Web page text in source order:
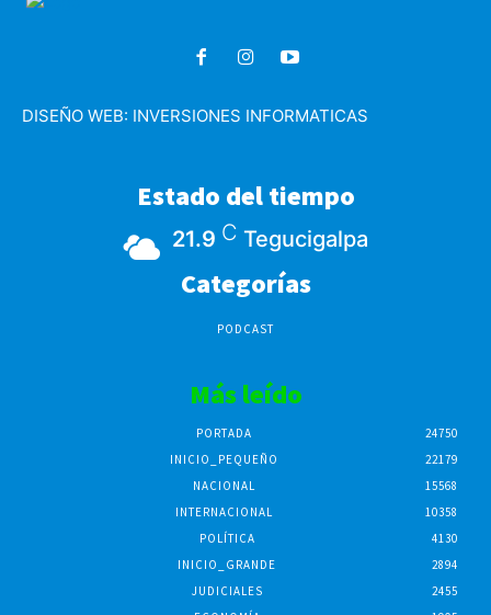
DISEÑO WEB: INVERSIONES INFORMATICAS
Estado del tiempo
21.9 C Tegucigalpa
Categorías
PODCAST
Más leído
PORTADA
24750
INICIO_PEQUEÑO
22179
NACIONAL
15568
INTERNACIONAL
10358
POLÍTICA
4130
INICIO_GRANDE
2894
JUDICIALES
2455